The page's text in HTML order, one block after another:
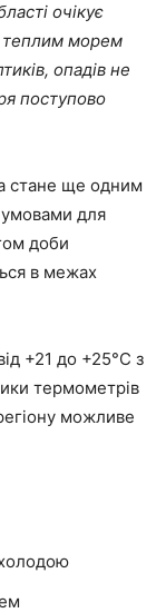
очікує
теплим морем
опадів не
поступово
стане ще одним
для
доби
в межах
+21 до +25°C з
термометрів
можливе